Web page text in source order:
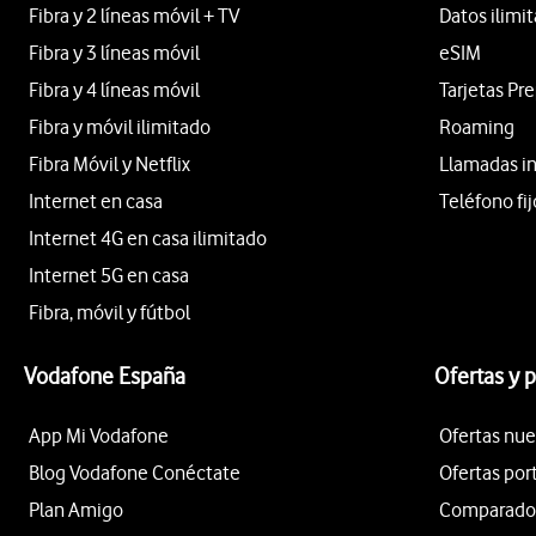
Fibra y 2 líneas móvil + TV
Fibra y 3 líneas móvil
Fibra y 4 líneas móvil
Fibra y móvil ilimitado
Fibra Móvil y Netflix
Internet en casa
Internet 4G en casa ilimitado
Internet 5G en casa
Fibra, móvil y fútbol
Datos
eSIM
Tarjetas
Roaming
Llamadas
Teléfono
Vodafone España
App Mi Vodafone
Blog Vodafone Conéctate
Plan Amigo
Ofertas y
Ofertas
Ofertas